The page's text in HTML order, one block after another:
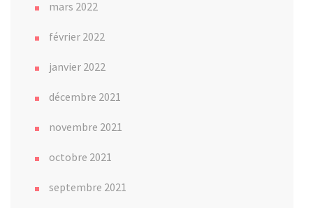
mars 2022
février 2022
janvier 2022
décembre 2021
novembre 2021
octobre 2021
septembre 2021